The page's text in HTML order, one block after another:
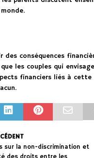
des conséquences
les couples qui
financiers liés à
sur la non-discrimination et